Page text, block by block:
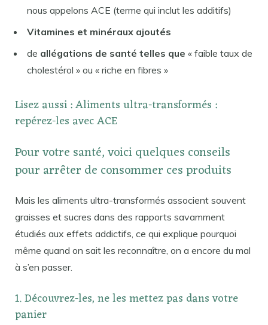
nous appelons ACE (terme qui inclut les additifs)
Vitamines et minéraux ajoutés
de allégations de santé telles que « faible taux de
cholestérol » ou « riche en fibres »
Lisez aussi : Aliments ultra-transformés :
repérez-les avec ACE
Pour votre santé, voici quelques conseils
pour arrêter de consommer ces produits
Mais les aliments ultra-transformés associent souvent
graisses et sucres dans des rapports savamment
étudiés aux effets addictifs, ce qui explique pourquoi
même quand on sait les reconnaître, on a encore du mal
à s’en passer.
1. Découvrez-les, ne les mettez pas dans votre
panier